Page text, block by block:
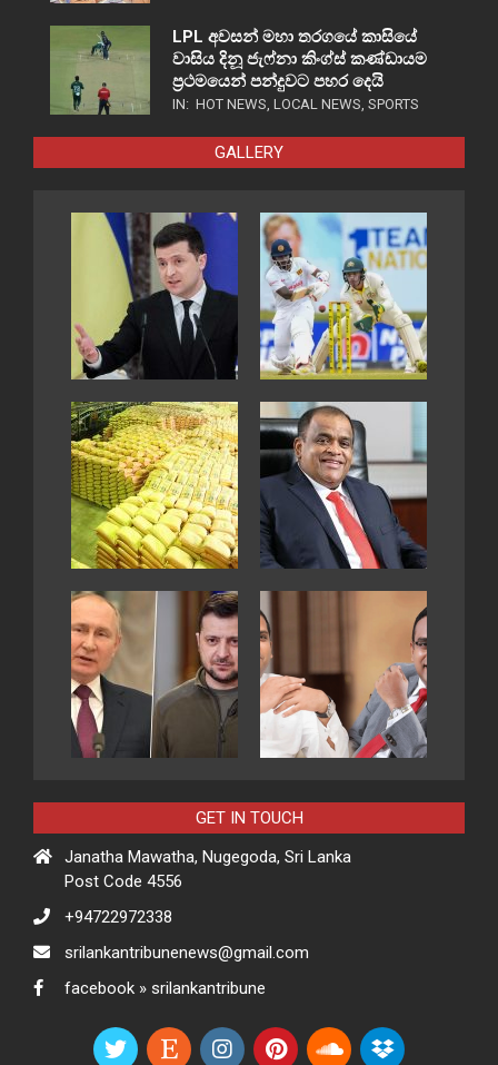
LPL අවසන් මහා තරගයේ කාසියේ
වාසිය දිනූ ජැෆ්නා කිංග්ස් කණ්ඩායම
ප්‍රථමයෙන් පන්දුවට පහර දෙයි
IN: HOT NEWS, LOCAL NEWS, SPORTS
GALLERY
GET IN TOUCH
Janatha Mawatha, Nugegoda, Sri Lanka
Post Code 4556
+94722972338
srilankantribunenews@gmail.com
facebook » srilankantribune